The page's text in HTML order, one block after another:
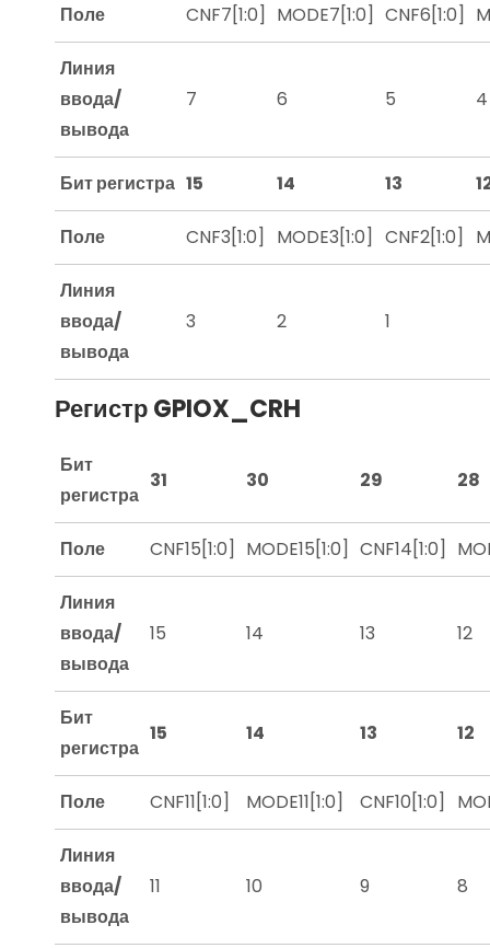
Поле CNF7[1:0] MODE7[1:0] CNF6[1:0]
Линия
ввода/
вывода
7 6 5 4
Бит регистра 15 14 13
Поле CNF3[1:0] MODE3[1:0] CNF2[1:0]
Линия
ввода/
вывода
3 2 1
Регистр GPIOX_CRH
Бит
регистра
31 30 29 28
Поле CNF15[1:0] MODE15[1:0] CNF14[1:0]
Линия
ввода/
вывода
15 14 13 12
Бит
регистра
15 14 13 12
Поле CNF11[1:0] MODE11[1:0] CNF10[1:0]
Линия
ввода/
вывода
11 10 9 8